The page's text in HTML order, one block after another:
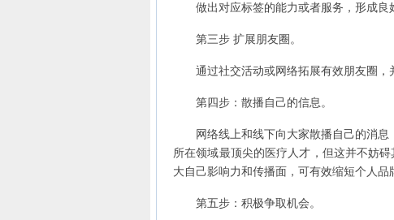
做出对应标签的能力或者服务，形成良
第三步 扩展朋友圈。
通过社交活动或网络拓展有效朋友圈，
第四步：散播自己的信息。
网络线上和线下向大家散播自己的消息
所在领域最顶尖的医疗人才，但这并不妨
大自己影响力和传播面，可有效缩短个人品
第五步：积极争取机会。